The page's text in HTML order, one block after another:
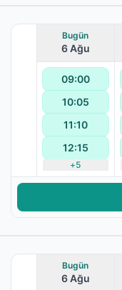
Bugün
6 Ağu
09:00
10:05
11:10
12:15
+5
Bugün
6 Ağu